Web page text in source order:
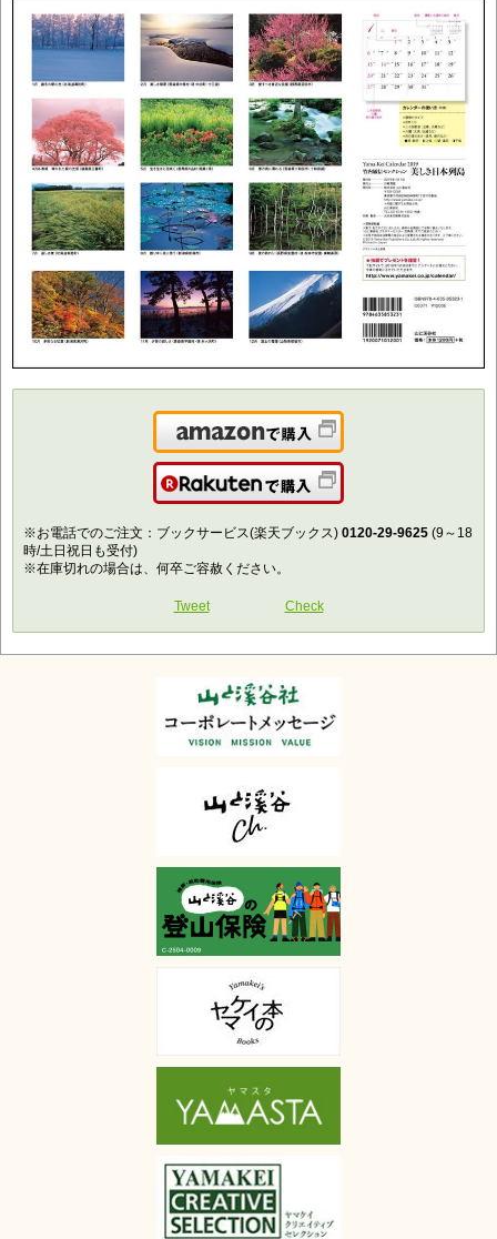
Amazonで購入
楽天で購入
※お電話でのご注文：ブックサービス(楽天ブックス) 0120-29-9625 (9～18
時/土日祝日も受付)
※在庫切れの場合は、何卒ご容赦ください。
Tweet Check